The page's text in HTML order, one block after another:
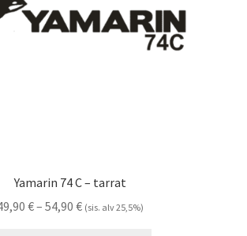
Yamarin 74 C – tarrat
€– 54,90 €Hintaluokka:
(sis. alv 25,5%)